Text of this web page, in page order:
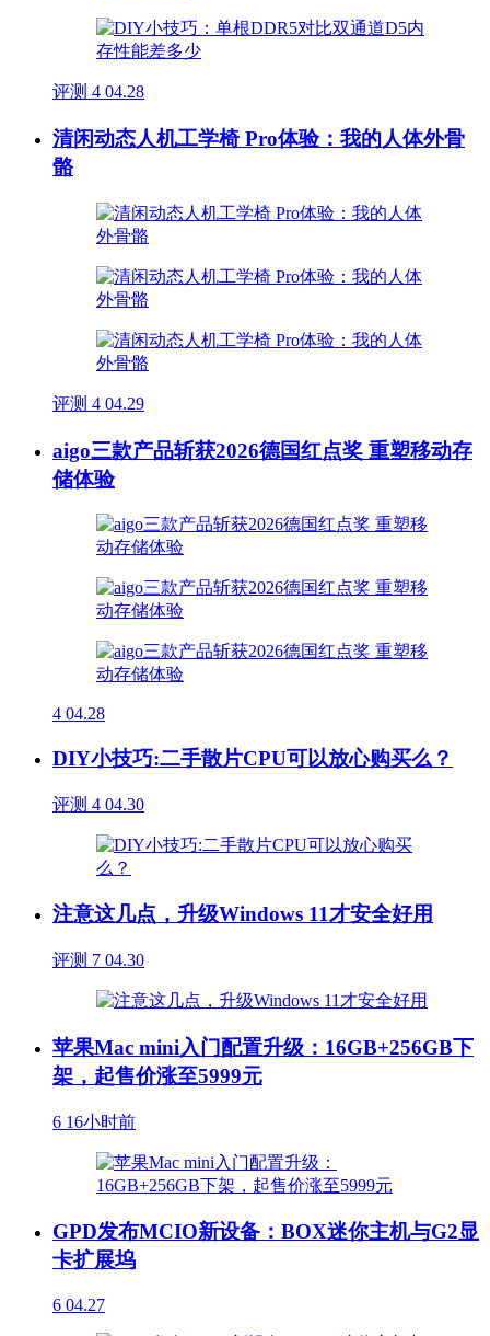
评测 4 04.28
清闲动态人机工学椅 Pro体验：我的人体外骨
骼
评测 4 04.29
aigo三款产品斩获2026德国红点奖 重塑移动存
储体验
4 04.28
DIY小技巧:二手散片CPU可以放心购买么？
评测 4 04.30
注意这几点，升级Windows 11才安全好用
评测 7 04.30
苹果Mac mini入门配置升级：16GB+256GB下
架，起售价涨至5999元
6 16小时前
GPD发布MCIO新设备：BOX迷你主机与G2显
卡扩展坞
6 04.27